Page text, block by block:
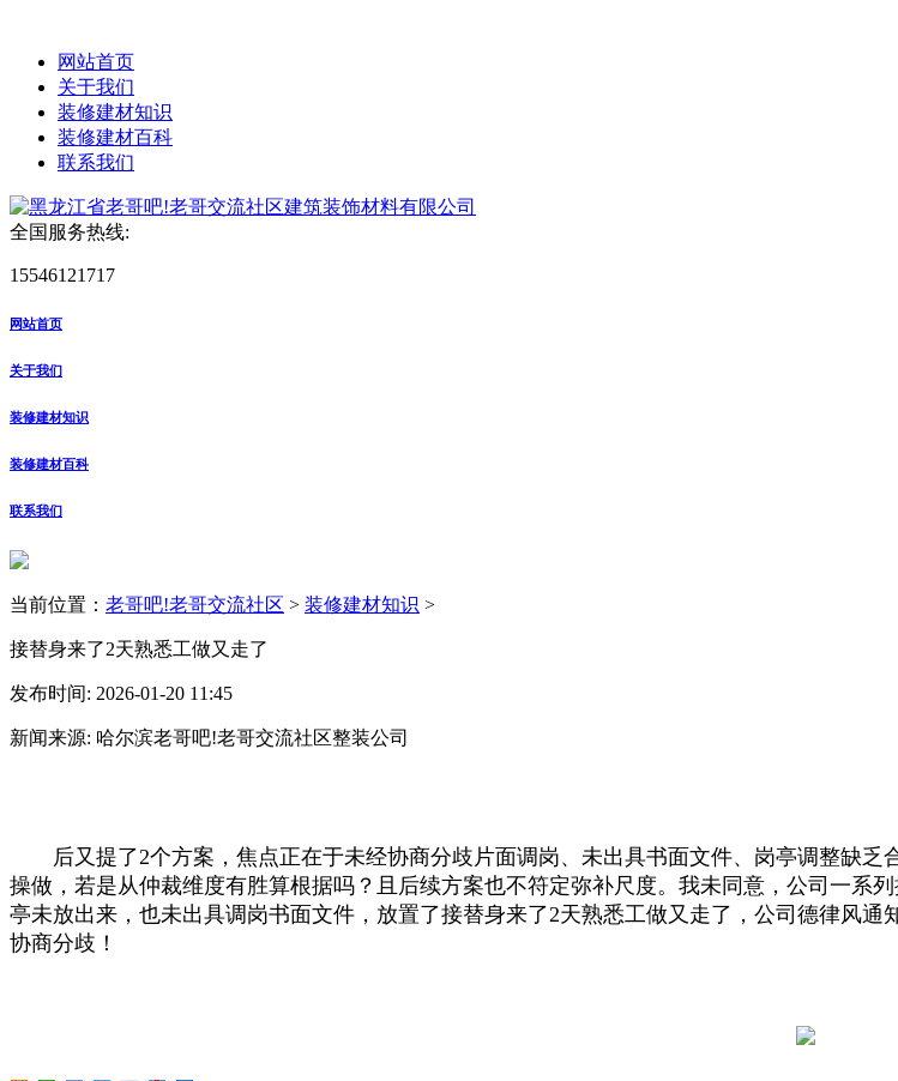
网站首页
关于我们
装修建材知识
装修建材百科
联系我们
全国服务热线:
15546121717
网站首页
关于我们
装修建材知识
装修建材百科
联系我们
当前位置： 老哥吧!老哥交流社区 > 装修建材知识 >
接替身来了2天熟悉工做又走了
发布时间: 2026-01-20 11:45
新闻来源: 哈尔滨老哥吧!老哥交流社区整装公司
后又提了2个方案，焦点正在于未经协商分歧片面调岗、未出具书面文件、岗亭调整缺乏
操做，若是从仲裁维度有胜算根据吗？且后续方案也不符定弥补尺度。我未同意，公司一系
亭未放出来，也未出具调岗书面文件，放置了接替身来了2天熟悉工做又走了，公司德律风
协商分歧！